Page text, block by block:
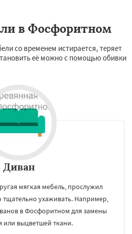
в Фосфоритном
со временем истирается, теряет
её можно с помощью обивки
Диван
мягкая мебель, прослужил
тщательно ухаживать. Например,
в Фосфоритном для замены
или выцветшей ткани.